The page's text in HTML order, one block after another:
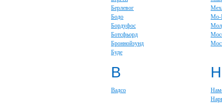
Берлевог
Бодо
Бордуфос
Ботсфьорд
Броннойзунд
Буде
Мо-
В
Вадсо
Н